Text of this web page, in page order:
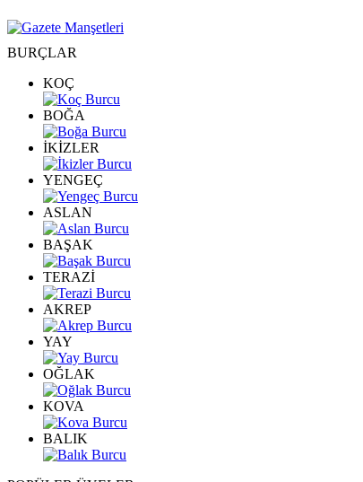
BURÇLAR
KOÇ
BOĞA
İKİZLER
YENGEÇ
ASLAN
BAŞAK
TERAZİ
AKREP
YAY
OĞLAK
KOVA
BALIK